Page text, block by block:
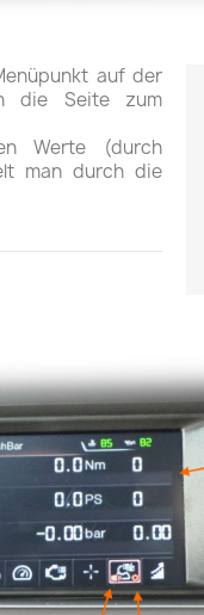
auf der
die Seite zum
Werte (durch
man durch die